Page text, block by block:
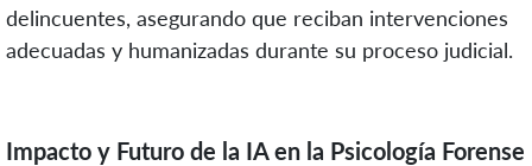
delincuentes, asegurando que reciban intervenciones
adecuadas y humanizadas durante su proceso judicial.
Impacto y Futuro de la IA en la Psicología Forense